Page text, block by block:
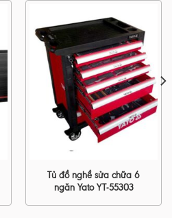
Tủ đồ nghề sửa chữa 6
ngăn Yato YT-55303